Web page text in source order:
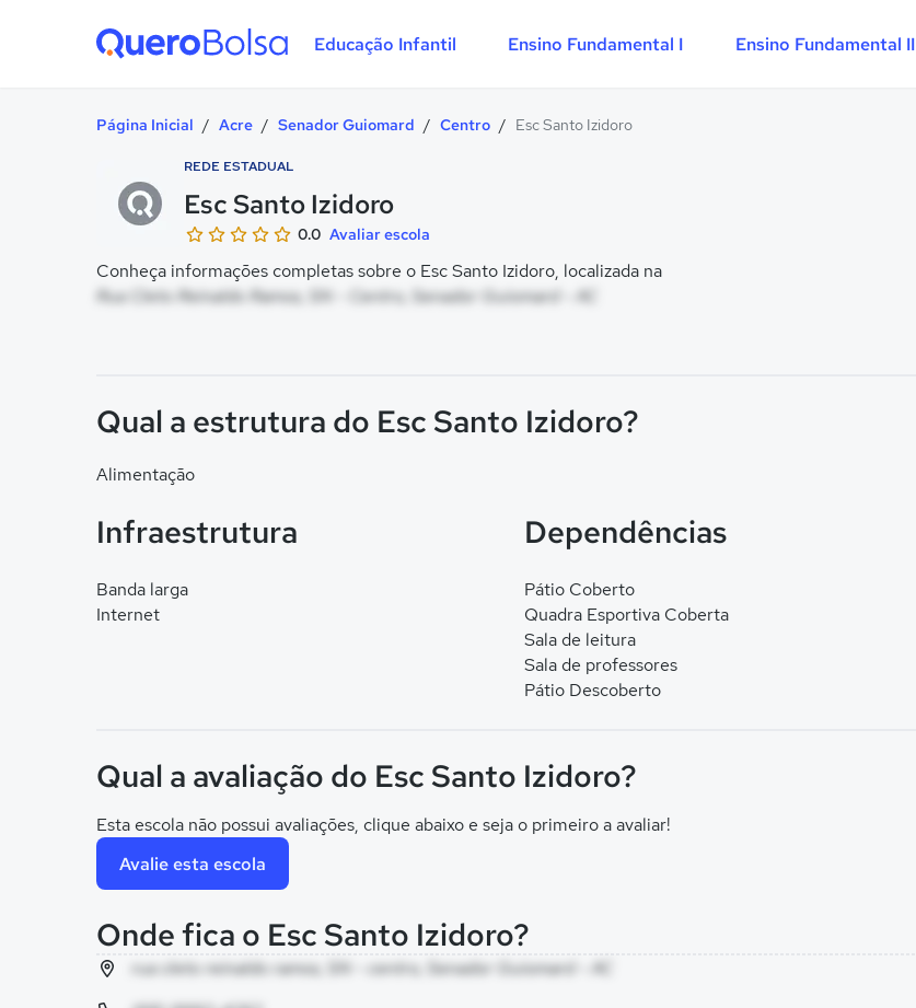
Educação Infantil Ensino Fundamental I Ensino Fundamental II
Página Inicial / Acre / Senador Guiomard / Centro / Esc Santo Izidoro
REDE ESTADUAL
Esc Santo Izidoro
0.0 Avaliar escola
Conheça informações completas sobre o Esc Santo Izidoro, localizada na
Rua Cleto Reinaldo Ramos, SN - Centro, Senador Guiomard - AC
Qual a estrutura do Esc Santo Izidoro?
Alimentação
Infraestrutura
Banda larga
Internet
Dependências
Pátio Coberto
Quadra Esportiva Coberta
Sala de leitura
Sala de professores
Pátio Descoberto
Qual a avaliação do Esc Santo Izidoro?
Esta escola não possui avaliações, clique abaixo e seja o primeiro a avaliar!
Avalie esta escola
Onde fica o Esc Santo Izidoro?
rua cleto reinaldo ramos, SN - centro, Senador Guiomard - AC